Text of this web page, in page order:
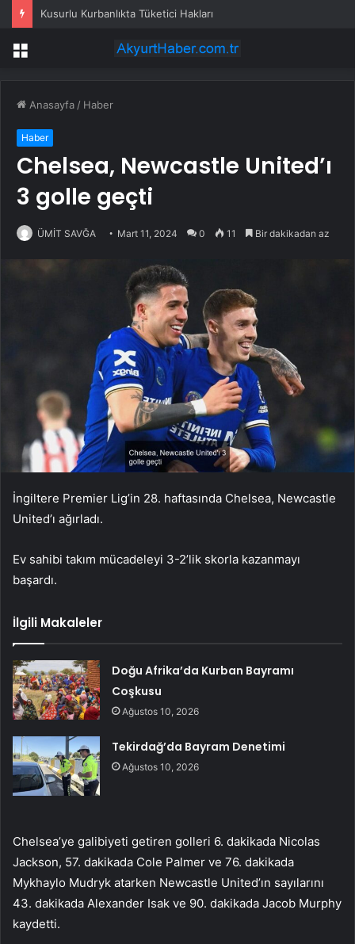
Kusurlu Kurbanlıkta Tüketici Hakları
Menü
Anasayfa / Haber
Haber
Chelsea, Newcastle United’ı
3 golle geçti
ÜMİT SAVĞA Mart 11, 2024 0 11 Bir dakikadan az
İngiltere Premier Lig’in 28. haftasında Chelsea, Newcastle
United’ı ağırladı.
Ev sahibi takım mücadeleyi 3-2’lik skorla kazanmayı
başardı.
İlgili Makaleler
Doğu Afrika’da Kurban Bayramı
Coşkusu
Ağustos 10, 2026
Tekirdağ’da Bayram Denetimi
Ağustos 10, 2026
Chelsea’ye galibiyeti getiren golleri 6. dakikada Nicolas
Jackson, 57. dakikada Cole Palmer ve 76. dakikada
Mykhaylo Mudryk atarken Newcastle United’ın sayılarını
43. dakikada Alexander Isak ve 90. dakikada Jacob Murphy
kaydetti.